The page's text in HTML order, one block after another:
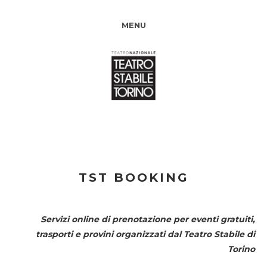
MENU
TST BOOKING
Servizi online di prenotazione per eventi gratuiti,
trasporti e provini organizzati dal Teatro Stabile di
Torino